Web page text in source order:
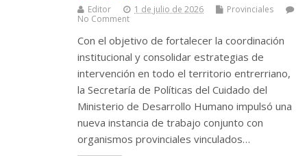
Editor 1 de julio de 2026
Provinciales
No Comment
Con el objetivo de fortalecer la coordinación
institucional y consolidar estrategias de
intervención en todo el territorio entrerriano,
la Secretaría de Políticas del Cuidado del
Ministerio de Desarrollo Humano impulsó una
nueva instancia de trabajo conjunto con
organismos provinciales vinculados…